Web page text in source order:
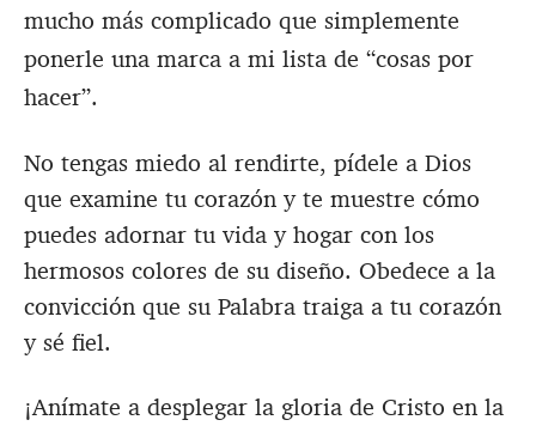
mucho más complicado que simplemente
ponerle una marca a mi lista de “cosas por
hacer”.
No tengas miedo al rendirte, pídele a Dios
que examine tu corazón y te muestre cómo
puedes adornar tu vida y hogar con los
hermosos colores de su diseño. Obedece a la
convicción que su Palabra traiga a tu corazón
y sé fiel.
¡Anímate a desplegar la gloria de Cristo en la